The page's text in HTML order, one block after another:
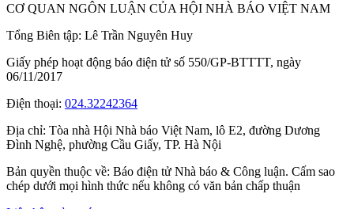
CƠ QUAN NGÔN LUẬN CỦA HỘI NHÀ BÁO VIỆT NAM
Tổng Biên tập: Lê Trần Nguyên Huy
Giấy phép hoạt động báo điện tử số 550/GP-BTTTT, ngày
06/11/2017
Điện thoại: 024.32242364
Địa chỉ: Tòa nhà Hội Nhà báo Việt Nam, lô E2, đường Dương
Đình Nghệ, phường Cầu Giấy, TP. Hà Nội
Bản quyền thuộc về: Báo điện tử Nhà báo & Công luận. Cấm sao
chép dưới mọi hình thức nếu không có văn bản chấp thuận